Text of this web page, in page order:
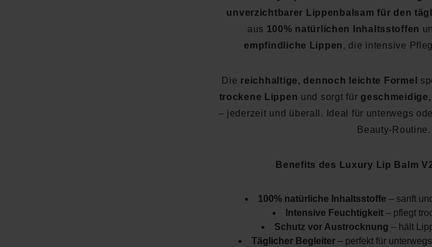
unverzichtbarer Lippenbalsam für den
aus 100% natürlichen Inhaltsstoffen
empfindliche Lippen, die intensive
Die reichhaltige, dennoch leichte Formel
trockene Lippen und sorgt für
– jederzeit und überall. Ideal für unterwegs
Beauty-Routine.
Benefits des Luxury Lip Balm
100% natürliche Inhaltsstoffe – sanft
Intensive Feuchtigkeit– pflegt
Schutz vor Austrocknung – hält
Täglicher Begleiter – perfekt für